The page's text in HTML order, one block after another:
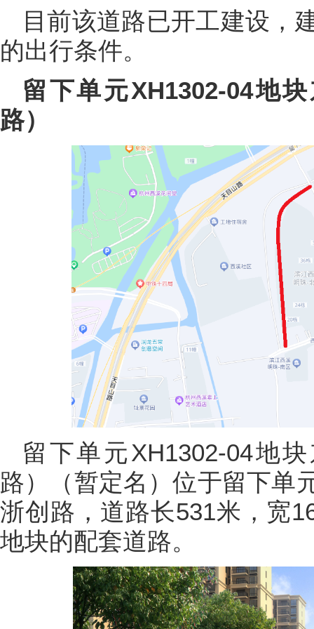
目前该道路已开工建设，
的出行条件。
留下单元XH1302-04地
路）
留下单元XH1302-04地
路）（暂定名）位于留下单
浙创路，道路长531米，宽
地块的配套道路。